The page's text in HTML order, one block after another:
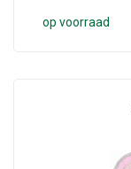
op voorraad